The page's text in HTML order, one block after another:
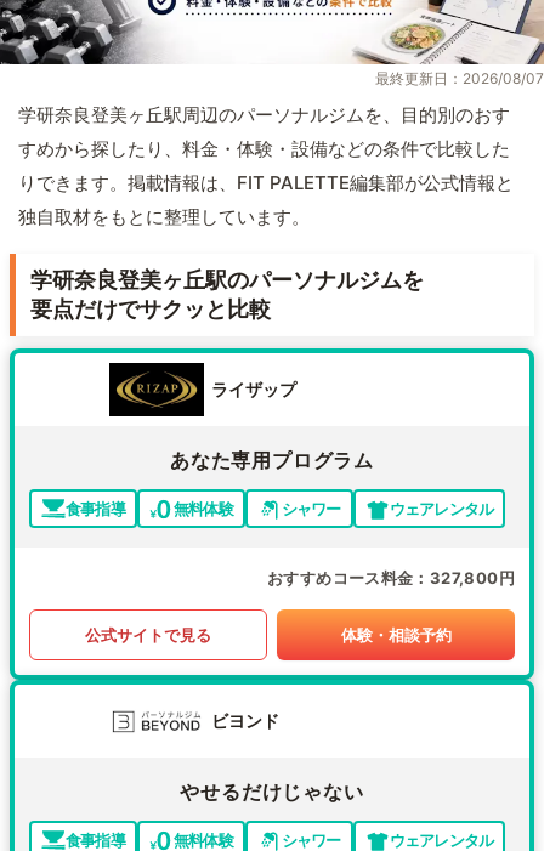
最終更新日：2026/08/07
学研奈良登美ヶ丘駅周辺のパーソナルジムを、目的別のおす
すめから探したり、料金・体験・設備などの条件で比較した
りできます。掲載情報は、FIT PALETTE編集部が公式情報と
独自取材をもとに整理しています。
学研奈良登美ヶ丘駅のパーソナルジムを
要点だけでサクッと比較
ライザップ
あなた専用プログラム
食事指導 無料体験 シャワー ウェアレンタル
おすすめコース料金 327,800円
公式サイトで見る 体験・相談予約
ビヨンド
やせるだけじゃない
食事指導 無料体験 シャワー
ウェアレンタル